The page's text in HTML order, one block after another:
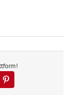
Pinterest